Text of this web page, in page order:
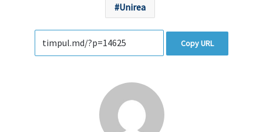
Unirea
Copy URL